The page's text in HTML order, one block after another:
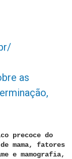
as
precoce do
mama, fatores
e mamografia,